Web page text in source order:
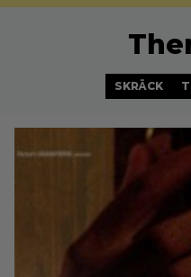
SKRÄCK